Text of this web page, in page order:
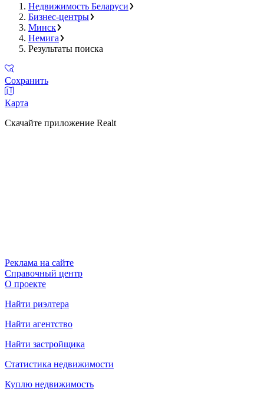
Недвижимость Беларуси
Бизнес-центры
Минск
Немига
Результаты поиска
Сохранить
Карта
Скачайте приложение Realt
Реклама на сайте
Справочный центр
О проекте
Найти риэлтера
Найти агентство
Найти застройщика
Статистика недвижимости
Куплю недвижимость